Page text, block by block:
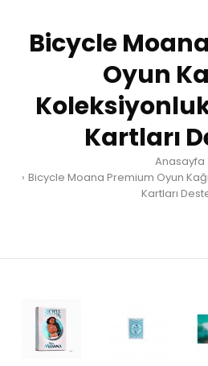
Bicycle
Oyun
Kartları
Anasayfa
Bicycle Moana Premium Oyun
Kartları